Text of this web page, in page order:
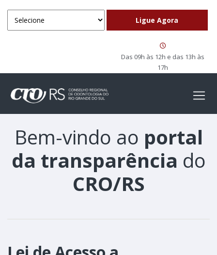
Das 09h às 12h e das 13h às
17h
Bem-vindo ao portal
da transparência do
CRO/RS